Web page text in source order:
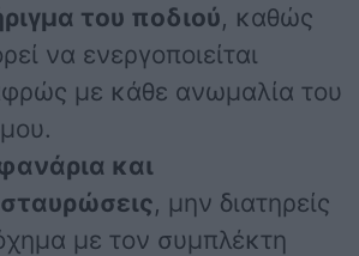
του ποδιού, καθώς
να ενεργοποιείται
με κάθε ανωμαλία του
και
, μην διατηρείς
με τον συμπλέκτη